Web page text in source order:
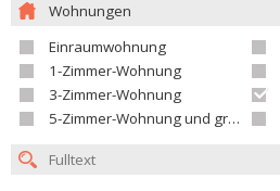
Wohnungen
Einraumwohnung
1-Zimmer-Wohnung
3-Zimmer-Wohnung
5-Zimmer-Wohnung und größer